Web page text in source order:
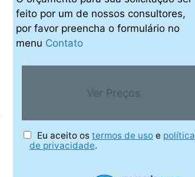
feito por um de nossos consultores,
por favor preencha o formulário no
menu Contato
Ver Preços
Eu aceito os termos de uso e política
de privacidade.